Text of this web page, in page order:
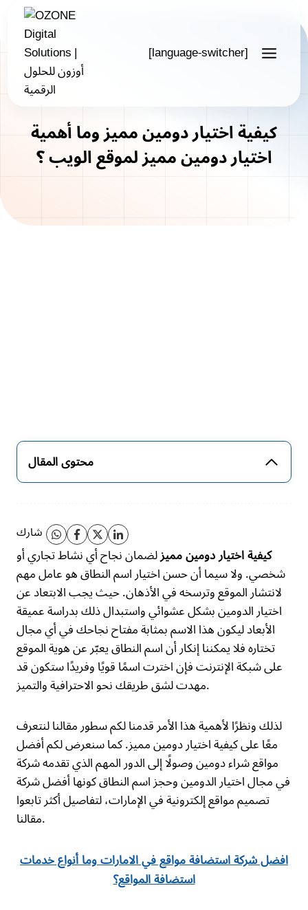
content [language-switcher]
كيفية اختيار دومين مميز وما أهمية
اختيار دومين مميز لموقع الويب ؟
محتوى المقال
شارك
كيفية اختيار دومين مميزلضمان نجاح أي نشاط تجاري أو
شخصي. ولا سيما أن حسن اختيار اسم النطاق هو عامل مهم
لانتشار الموقع وترسخه في الأذهان. حيث يجب الابتعاد عن
اختيار الدومين بشكل عشوائي واستبدال ذلك بدراسة عميقة
الأبعاد ليكون هذا الاسم بمثابة مفتاح نجاحك في أي مجال
تختاره فلا يمكننا إنكار أن اسم النطاق يعبّر عن هوية الموقع
على شبكة الإنترنت فإن اخترت اسمًا قويًا وفريدًا ستكون قد
مهدت لشق طريقك نحو الاحترافية والتميز.
لذلك ونظرًا لأهمية هذا الأمر قدمنا لكم سطور مقالنا لنتعرف
معًا على كيفية اختيار دومين مميز. كما سنعرض لكم أفضل
مواقع شراء دومين وصولًا إلى الدور المهم الذي تقدمه شركة
في مجال اختيار الدومين وحجز اسم النطاق كونها أفضل شركة
تصميم مواقع إلكترونية في الإمارات، لتفاصيل أكثر تابعوا
مقالنا.
افضل شركة استضافة مواقع في الامارات وما أنواع خدمات
استضافة المواقع؟